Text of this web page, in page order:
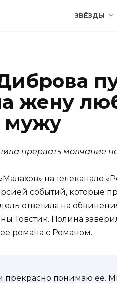
ЗВЁЗДЫ
жену
мужу
прервать молчание
на телеканале
событий, которые
ответила на
Товстик. Полина
романа с Романом.
прекрасно понимаю ее.